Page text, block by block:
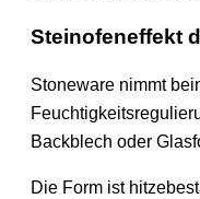
Steinofeneffekt
Stoneware nimmt
Backblech oder
Die Form ist